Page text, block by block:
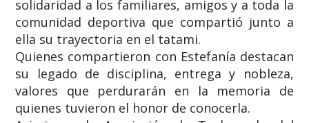
solidaridad a los familiares, amigos y a toda la
comunidad deportiva que compartió junto a
ella su trayectoria en el tatami.
​Quienes compartieron con Estefanía destacan
su legado de disciplina, entrega y nobleza,
valores que perdurarán en la memoria de
quienes tuvieron el honor de conocerla.